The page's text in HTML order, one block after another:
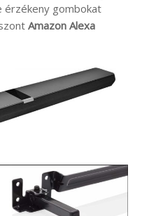
érzékeny gombokat
Amazon Alexa